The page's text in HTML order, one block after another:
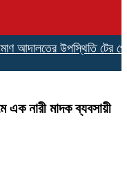
আদালতের উপস্থিতি টের পেয়ে
এক নারী মাদক ব্যবসায়ী